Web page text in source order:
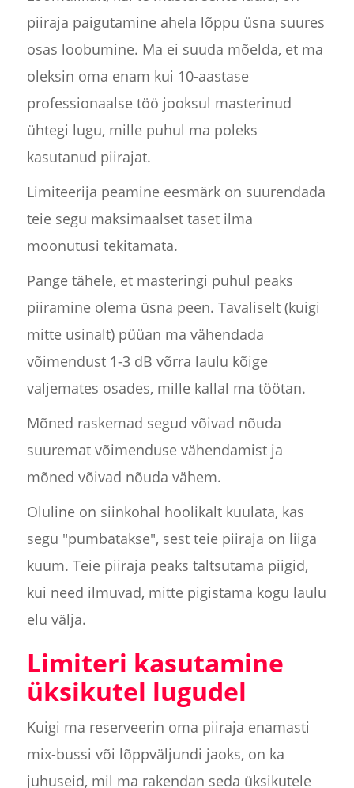
piiraja paigutamine ahela lõppu üsna suures
osas loobumine. Ma ei suuda mõelda, et ma
oleksin oma enam kui 10-aastase
professionaalse töö jooksul masterinud
ühtegi lugu, mille puhul ma poleks
kasutanud piirajat.
Limiteerija peamine eesmärk on suurendada
teie segu maksimaalset taset ilma
moonutusi tekitamata.
Pange tähele, et masteringi puhul peaks
piiramine olema üsna peen. Tavaliselt (kuigi
mitte usinalt) püüan ma vähendada
võimendust 1-3 dB võrra laulu kõige
valjemates osades, mille kallal ma töötan.
Mõned raskemad segud võivad nõuda
suuremat võimenduse vähendamist ja
mõned võivad nõuda vähem.
Oluline on siinkohal hoolikalt kuulata, kas
segu "pumbatakse", sest teie piiraja on liiga
kuum. Teie piiraja peaks taltsutama piigid,
kui need ilmuvad, mitte pigistama kogu laulu
elu välja.
Limiteri kasutamine
üksikutel lugudel
Kuigi ma reserveerin oma piiraja enamasti
mix-bussi või lõppväljundi jaoks, on ka
juhuseid, mil ma rakendan seda üksikutele